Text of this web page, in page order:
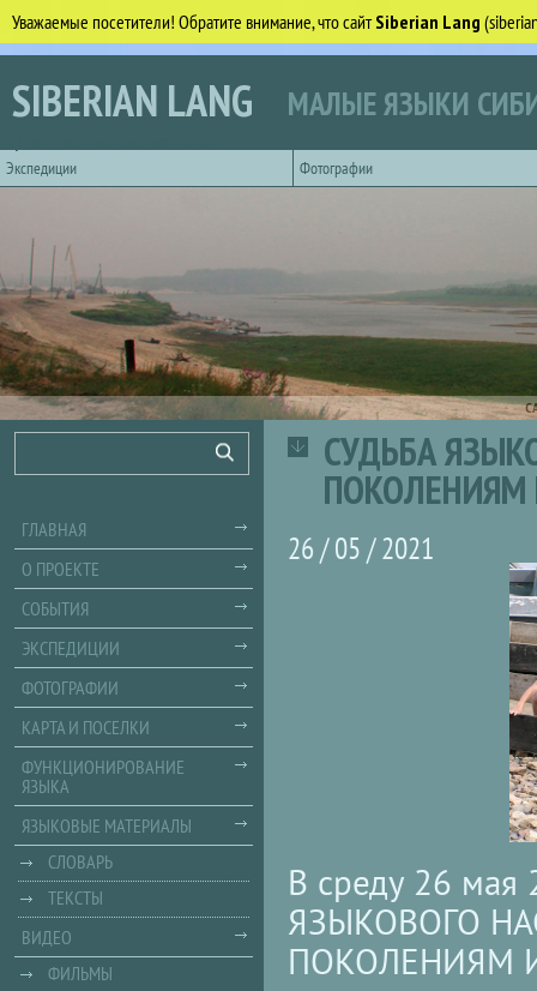
Уважаемые посетители! Обратите внимание, что сайтSiberian Lang
Перейти к основному содержанию
SIBERIAN LANG МАЛЫЕ ЯЗЫКИ
Экспедиции
Фотографии
СУДЬБА
ПОКОЛЕНИЯМ
26 / 05 / 2021
В среду 26 мая
ЯЗЫКОВОГО
ПОКОЛЕНИЯМ
Поиск
ГЛАВНАЯ
О ПРОЕКТЕ
СОБЫТИЯ
ЭКСПЕДИЦИИ
ФОТОГРАФИИ
КАРТА И ПОСЕЛКИ
ФУНКЦИОНИРОВАНИЕ
ЯЗЫКА
ЯЗЫКОВЫЕ МАТЕРИАЛЫ
СЛОВАРЬ
ТЕКСТЫ
ВИДЕО
ФИЛЬМЫ